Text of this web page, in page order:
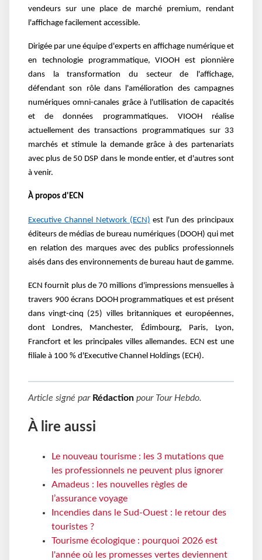
vendeurs sur une place de marché premium, rendant
l'affichage facilement accessible.
Dirigée par une équipe d'experts en affichage numérique et
en technologie programmatique, VIOOH est pionnière
dans la transformation du secteur de l'affichage,
défendant son rôle dans l'amélioration des campagnes
numériques omni-canales grâce à l'utilisation de capacités
et de données programmatiques. VIOOH réalise
actuellement des transactions programmatiques sur 33
marchés et stimule la demande grâce à des partenariats
avec plus de 50 DSP dans le monde entier, et d'autres sont
à venir.
À propos d'ECN
Executive Channel Network (ECN) est l'un des principaux
éditeurs de médias de bureau numériques (DOOH) qui met
en relation des marques avec des publics professionnels
aisés dans des environnements de bureau haut de gamme.
ECN fournit plus de 70 millions d'impressions mensuelles à
travers 900 écrans DOOH programmatiques et est présent
dans vingt-cinq (25) villes britanniques et européennes,
dont Londres, Manchester, Édimbourg, Paris, Lyon,
Francfort et les principales villes allemandes. ECN est une
filiale à 100 % d'Executive Channel Holdings (ECH).
Article signé par Rédaction pour Tour Hebdo.
À lire aussi
Le nouveau tourisme : les 3 mutations que
les professionnels ne peuvent plus ignorer
Amadeus : les nouvelles règles de
l’assurance voyage
Incendies dans le Sud-Ouest : le retour des
touristes ?
Tourisme écologique : pourquoi 2026 est
l'année où les promesses vertes deviennent